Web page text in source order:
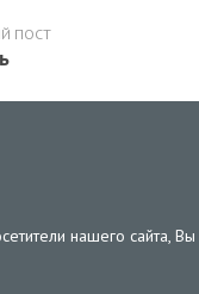
ПОСТ
нашего сайта,